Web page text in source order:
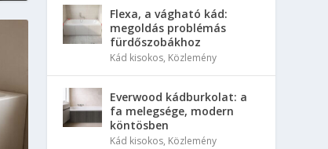
Flexa, a vágható kád:
megoldás problémás
fürdőszobákhoz
Kád kisokos, Közlemény
Everwood kádburkolat: a
fa melegsége, modern
köntösben
Kád kisokos, Közlemény